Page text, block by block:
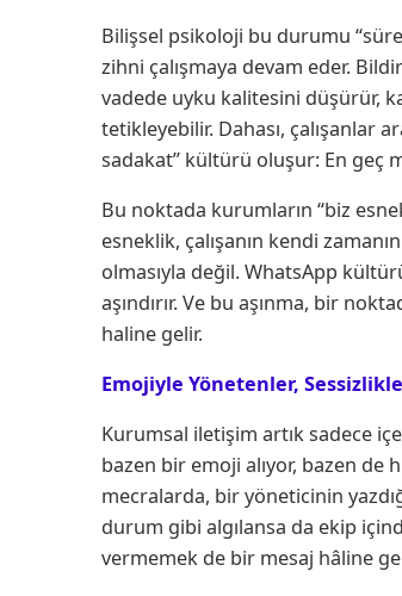
Bilişsel psikoloji bu durumu
zihni çalışmaya devam eder.
vadede uyku kalitesini düşürür,
tetikleyebilir. Dahası, çalışanlar
sadakat” kültürü oluşur: En geç
Bu noktada kurumların “biz
esneklik, çalışanın kendi
olmasıyla değil. WhatsApp
aşındırır. Ve bu aşınma, bir
haline gelir.
Emojiyle Yönetenler,
Kurumsal iletişim artık sadece
bazen bir emoji alıyor, bazen de
mecralarda, bir yöneticinin
durum gibi algılansa da ekip
vermemek de bir mesaj hâline